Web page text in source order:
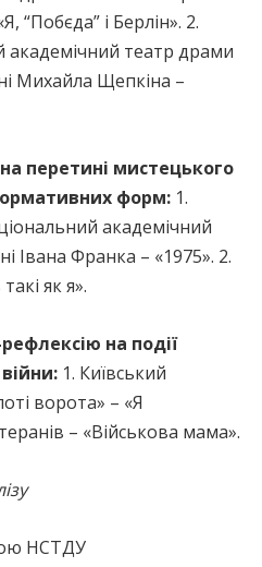
“Побєда” і Берлін». 2.
академічний театр драми
Михайла Щепкіна –
перетині мистецького
форм: 1.
академічний
Івана Франка – «1975». 2.
як я».
на події
1. Київський
ворота» – «Я
– «Військова мама».
НСТДУ